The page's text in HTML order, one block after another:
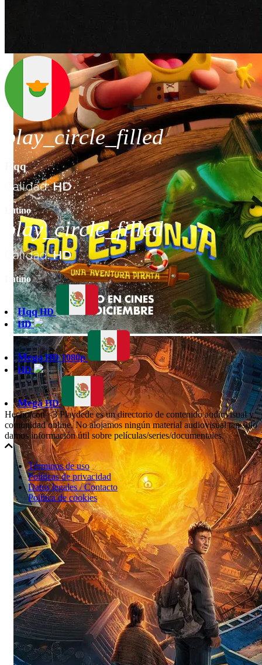
play_circle_filled
Hqq
Calidad:HD
Latino
play_circle_filled
Calidad:HD
Latino
Hqq HD
HD
Mega HD 1080p
HD
Mega HD
Hecho con <3 Playdede es un directorio de contenido audiovisual y
comunidad online. No alojamos ningún material audiovisual tan solo
damos información útil sobre películas/series/documentales.
Términos de uso
Políticas de privacidad
Datos legales / Contacto
Política de cookies